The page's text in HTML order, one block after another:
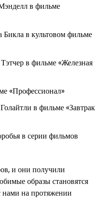
в фильме
в культовом фильме
в фильме «Железная
«Профессионал»
в фильме «Завтрак
в серии фильмов
и они получили
образы становятся
нами на протяжении